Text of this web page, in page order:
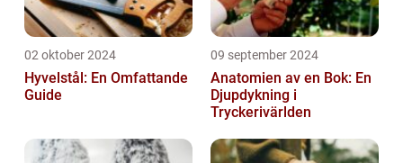
02 oktober 2024
Hyvelstål: En Omfattande
Guide
09 september 2024
Anatomien av en Bok: En
Djupdykning i
Tryckerivärlden